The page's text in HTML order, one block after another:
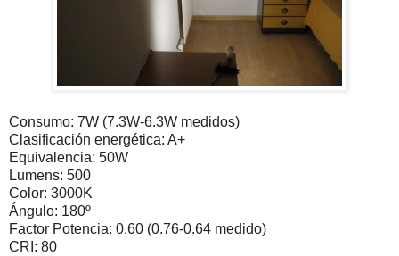
Consumo: 7W (7.3W-6.3W medidos)
Clasificación energética: A+
Equivalencia: 50W
Lumens: 500
Color: 3000K
Ángulo: 180º
Factor Potencia: 0.60 (0.76-0.64 medido)
CRI: 80